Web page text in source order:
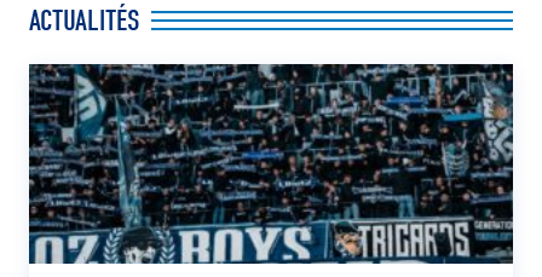
ACTUALITÉS